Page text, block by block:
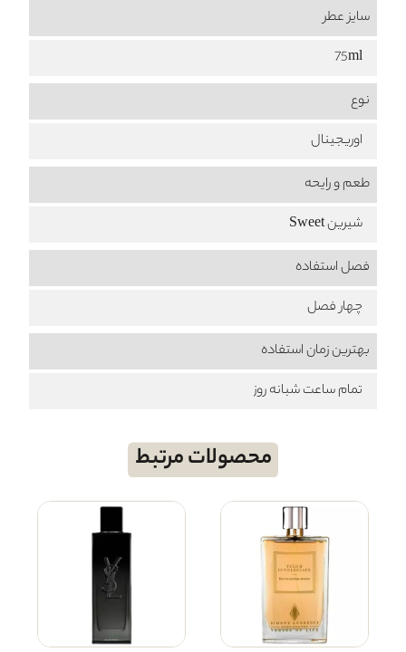
سایز عطر
75ml
نوع
اوریجینال
طعم‌ و رایحه
شیرین Sweet
فصل استفاده
چهار فصل
بهترین زمان استفاده
تمام ساعت شبانه روز
محصولات مرتبط